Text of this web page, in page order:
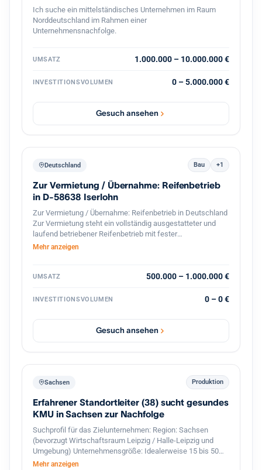
Nachfolge
Ich suche ein mittelständisches Unternehmen im Raum
Norddeutschland im Rahmen einer
Unternehmensnachfolge.
UMSATZ 1.000.000 – 10.000.000 €
INVESTITIONSVOLUMEN 0 – 5.000.000 €
Gesuch ansehen
Deutschland Bau +1
Zur Vermietung / Übernahme: Reifenbetrieb
in D-58638 Iserlohn
Zur Vermietung / Übernahme: Reifenbetrieb in Deutschland
Zur Vermietung steht ein vollständig ausgestatteter und
laufend betriebener Reifenbetrieb mit fester
Kundenstruktur und etabliertem Geschäftsbetrieb. Der
ist komplett ausgestattet und sofort betriebsbereit.
Reifenmontage und Service aller Fahrzeugtypen(LKWs
auch Lkw problemlos einfahren können Hebebühnen und
professionelles Equipment für Fahrzeuge Bestehender
Kundenstamm und laufender Geschäftsbetrieb Gute Lage
sowie Zugang zum bestehenden Kundenstamm angeboten,
um einen reibungslosen Übergang und stabile Umsätze
sicherzustellen. Der Betrieb eignet sich ideal für Fachkräfte
oder Unternehmer im Reifen- und Kfz-Servicebereich, die
Mehr anzeigen
UMSATZ 500.000 – 1.000.000 €
INVESTITIONSVOLUMEN 0 – 0 €
Gesuch ansehen
Sachsen Produktion
Erfahrener Standortleiter (38) sucht gesundes
KMU in Sachsen zur Nachfolge
Suchprofil für das Zielunternehmen: Region: Sachsen
(bevorzugt Wirtschaftsraum Leipzig / Halle-Leipzig und
Umgebung) Unternehmensgröße: Idealerweise 15 bis 50
Mitarbeiter mit einer funktionierenden zweiten
Mehr anzeigen